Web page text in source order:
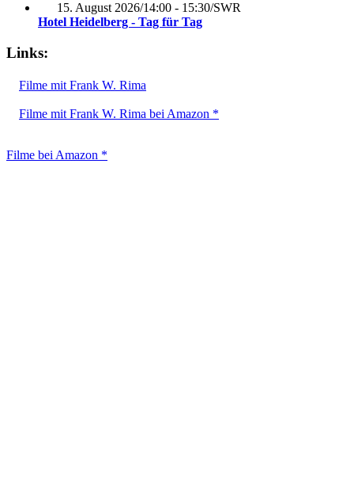
15. August 2026/14:00 - 15:30/SWR
Hotel Heidelberg - Tag für Tag
Links:
Filme mit Frank W. Rima
Filme mit Frank W. Rima bei Amazon *
Filme bei Amazon *